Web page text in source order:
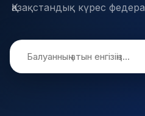
Қазақстандық күрес